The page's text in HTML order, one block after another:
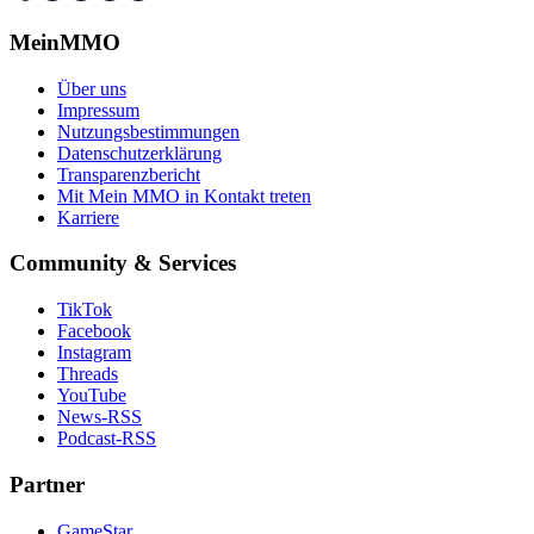
MeinMMO
Über uns
Impressum
Nutzungsbestimmungen
Datenschutzerklärung
Transparenzbericht
Mit Mein MMO in Kontakt treten
Karriere
Community & Services
TikTok
Facebook
Instagram
Threads
YouTube
News-RSS
Podcast-RSS
Partner